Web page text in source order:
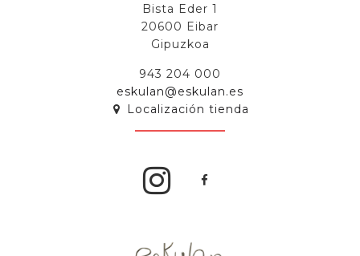
Bista Eder 1
20600 Eibar
Gipuzkoa
943 204 000
eskulan@eskulan.es
Localización tienda